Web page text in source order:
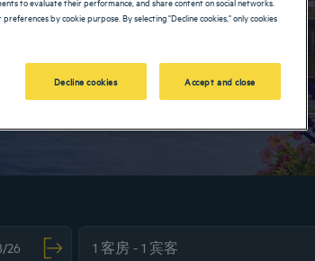
by cookie purpose. By selecting "Decline cookies," only cookies
Decline cookies Accept and close